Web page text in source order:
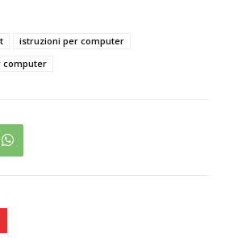
istruzioni per computer
computer